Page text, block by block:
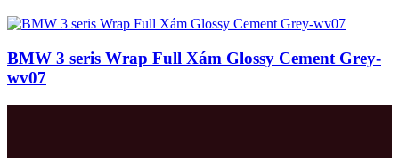
BMW 3 seris Wrap Full Xám Glossy Cement Grey-
wv07